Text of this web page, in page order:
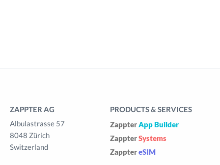
ZAPPTER AG
Albulastrasse 57
8048 Zürich
Switzerland
PRODUCTS & SERVICES
ZappterApp Builder
ZappterSystems
ZapptereSIM